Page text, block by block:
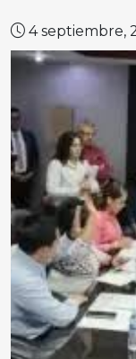
4 septiembre,